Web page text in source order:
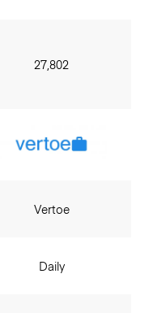
27,802
Vertoe
Daily